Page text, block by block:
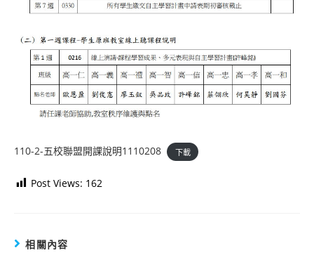
110-2-五校聯盟開課說明1110208 下載
Post Views: 162
相關內容